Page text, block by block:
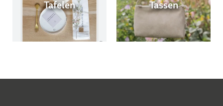
Tafelen Tassen